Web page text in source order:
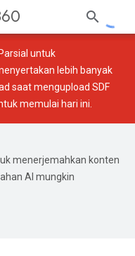
untuk
lebih banyak
saat mengupload SDF
memulai hari ini.
menerjemahkan konten
AI mungkin